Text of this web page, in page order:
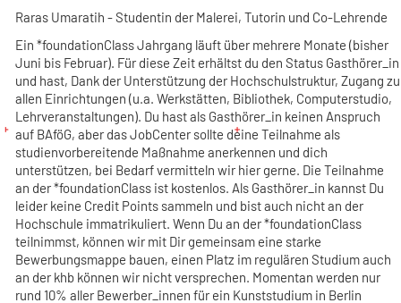
Raras Umaratih - Studentin der Malerei, Tutorin und Co-Lehrende
Ein *foundationClass Jahrgang läuft über mehrere Monate (bisher
Juni bis Februar). Für diese Zeit erhältst du den Status Gasthörer_in
und hast, Dank der Unterstützung der Hochschulstruktur, Zugang zu
allen Einrichtungen (u.a. Werkstätten, Bibliothek, Computerstudio,
Lehrveranstaltungen). Du hast als Gasthörer_in keinen Anspruch
auf BAföG, aber das JobCenter sollte deine Teilnahme als
studienvorbereitende Maßnahme anerkennen und dich
unterstützen, bei Bedarf vermitteln wir hier gerne. Die Teilnahme
an der *foundationClass ist kostenlos. Als Gasthörer_in kannst Du
leider keine Credit Points sammeln und bist auch nicht an der
Hochschule immatrikuliert. Wenn Du an der *foundationClass
teilnimmst, können wir mit Dir gemeinsam eine starke
Bewerbungsmappe bauen, einen Platz im regulären Studium auch
an der khb können wir nicht versprechen. Momentan werden nur
rund 10% aller Bewerber_innen für ein Kunststudium in Berlin